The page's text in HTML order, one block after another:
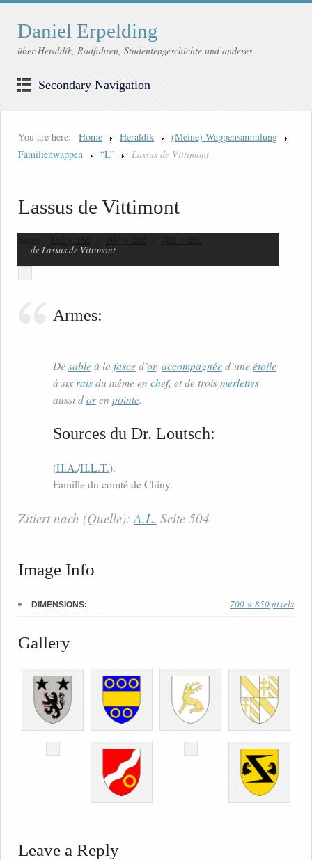
Daniel Erpelding
über Heraldik, Radfahren, Studentengeschichte und anderes
Secondary Navigation
You are here: Home Heraldik
(Meine) Wappensammlung
Familienwappen
“L” Lassus de Vittimont
Lassus de Vittimont
150 × 150 247 × 300 700 × 850
de Lassus de Vittimont
Armes:
Desableà la fasced’or, accompagnéed’uneétoile
à sixraisdu même en chef, et de troismerlettes
aussi d’oren pointe.
Sources du Dr. Loutsch:
(H.A./H.L.T.).
Famille du comté de Chiny.
Zitiert nach (Quelle):A.L. Seite 504
Image Info
DIMENSIONS: 700 × 850 pixels
Gallery
Leave a Reply